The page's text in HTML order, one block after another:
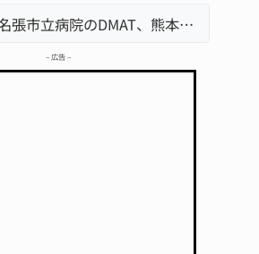
名張市立病院のDMAT、熊本地震の被災地へ 能登以来3回目の派遣
– 広告 –